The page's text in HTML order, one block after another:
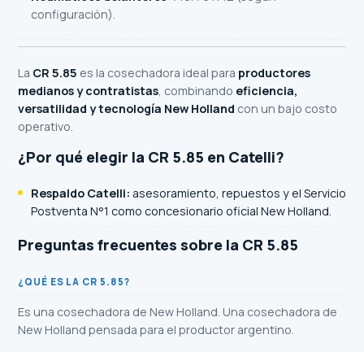
configuración).
La CR 5.85 es la cosechadora ideal para productores
medianos y contratistas, combinando eficiencia,
versatilidad y tecnología New Holland con un bajo costo
operativo.
¿Por qué elegir la CR 5.85 en Catelli?
Respaldo Catelli: asesoramiento, repuestos y el Servicio
Postventa N°1 como concesionario oficial New Holland.
Preguntas frecuentes sobre la CR 5.85
¿QUÉ ES LA CR 5.85?
Es una cosechadora de New Holland. Una cosechadora de
New Holland pensada para el productor argentino.